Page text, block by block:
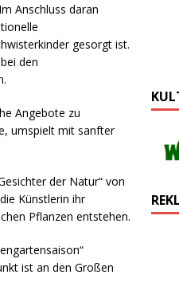
Anschluss daran
gesorgt ist.
den
Angebote zu
umspielt mit sanfter
der Natur“ von
Künstlerin ihr
Pflanzen entstehen.
ist an den Großen